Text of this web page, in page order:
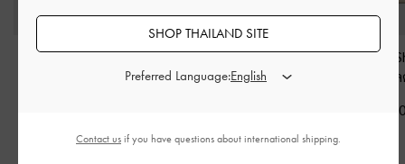
กระเป๋าใส่บัตรดีไซน์
-สี
กระเป๋าถือทรงโบว์ลิ่งดี
เทลชาร์มงานถักรุ่น
กระเป๋าโท้ทรุ่น
สีช็อคโกแ
฿3,590.00
SHOP THAILAND SITE
Preferred Language:
Contact us if you have questions about international shipping.